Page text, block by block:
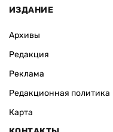
ИЗДАНИЕ
Архивы
Редакция
Реклама
Редакционная политика
Карта